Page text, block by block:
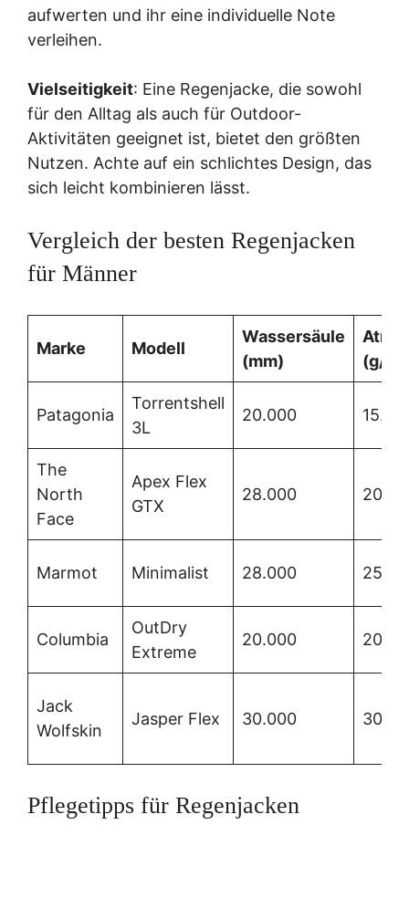
aufwerten und ihr eine individuelle Note
verleihen.
Vielseitigkeit: Eine Regenjacke, die sowohl
für den Alltag als auch für Outdoor-
Aktivitäten geeignet ist, bietet den größten
Nutzen. Achte auf ein schlichtes Design, das
sich leicht kombinieren lässt.
Vergleich der besten Regenjacken
für Männer
Marke Modell
Wassersäule
(mm)
(g/
Patagonia
Torrentshell
3L
20.000
The
North
Face
Apex Flex
GTX
28.000
Marmot Minimalist 28.000
Columbia
OutDry
Extreme
20.000
Jack
Wolfskin
Jasper Flex 30.000
Pflegetipps für Regenjacken